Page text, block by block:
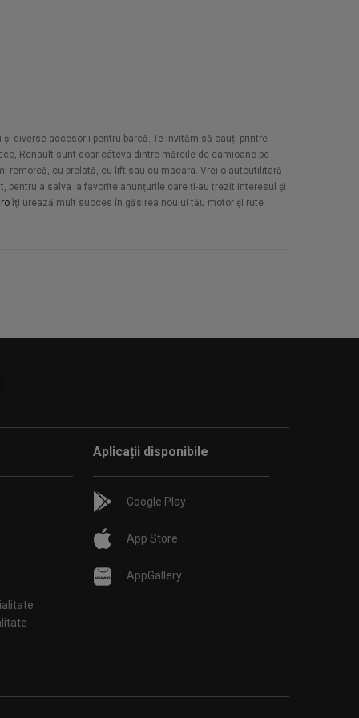
diverse accesorii pentru barcă. Te invităm să cauți printre
Renault sunt doar câteva dintre mărcile de camioane pe
remorcă, cu prelată, cu lift sau cu macara. Vrei o autoutilitară
pentru a salva la favorite anunțurile care ți-au trezit interesul și
îți urează mult succes în găsirea noului tău motor și rute
Aplicații disponibile
Google Play
App Store
AppGallery